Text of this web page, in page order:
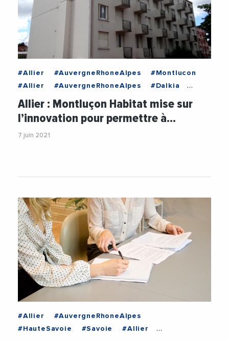
#Allier #AuvergneRhoneAlpes
#Montlucon
#Allier
#AuvergneRhoneAlpes
#Dalkia
#Energie
#EnergiesRenouvelables
#Montlucon
Allier : Montluçon Habitat mise sur
l’innovation pour permettre à…
7 juin 2021
#Allier
#AuvergneRhoneAlpes
#HauteSavoie
#Savoie
#Allier